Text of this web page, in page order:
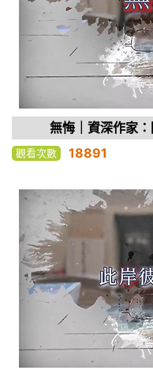
無悔｜資深作家
觀看次數 18891